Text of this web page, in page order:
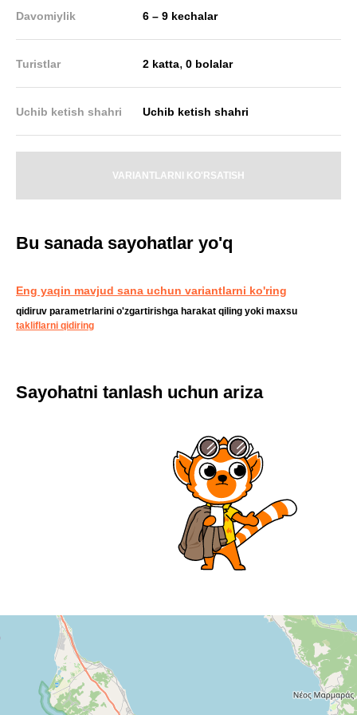
Davomiylik 6 – 9 kechalar
Turistlar 2 katta,0 bolalar
Uchib ketish shahri Uchib ketish shahri
VARIANTLARNI KO'RSATISH
Bu sanada sayohatlar yo'q
Eng yaqin mavjud sana uchun variantlarni ko'ring
qidiruv parametrlarini o'zgartirishga harakat qiling yoki maxsu
takliflarni qidiring
Sayohatni tanlash uchun ariza